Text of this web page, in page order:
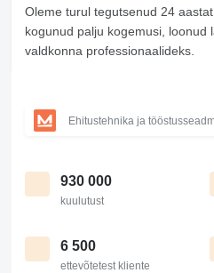
Oleme turul tegutsenud 24
kogunud palju kogemusi, loonud
valdkonna professionaalideks.
930 000
kuulutust
6 500
ettevõtetest kliente